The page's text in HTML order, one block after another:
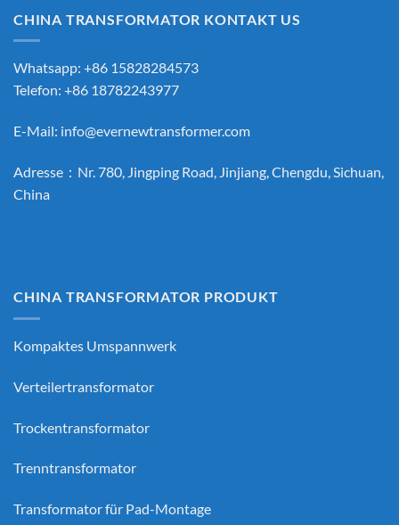
CHINA TRANSFORMATOR KONTAKT US
Whatsapp: +86 15828284573
Telefon: +86 18782243977
E-Mail: info@evernewtransformer.com
Adresse：Nr. 780, Jingping Road, Jinjiang, Chengdu, Sichuan,
China
CHINA TRANSFORMATOR PRODUKT
Kompaktes Umspannwerk
Verteilertransformator
Trockentransformator
Trenntransformator
Transformator für Pad-Montage